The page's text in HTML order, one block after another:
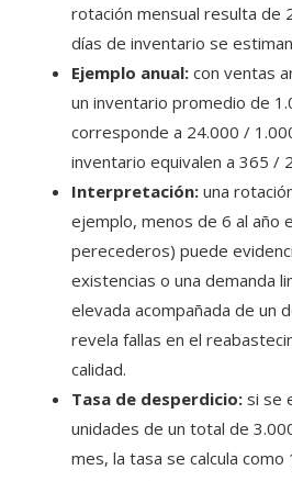
rotación mensual resulta de
días de inventario se
Ejemplo anual: con ventas
un inventario promedio de
corresponde a 24.000 /
inventario equivalen a 365 /
Interpretación: una
ejemplo, menos de 6 al año
perecederos) puede
existencias o una demanda
elevada acompañada de un
revela fallas en el
calidad.
Tasa de desperdicio: si se
unidades de un total de
mes, la tasa se calcula